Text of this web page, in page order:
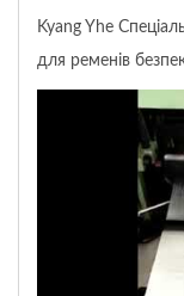
Kyang Yhe
для ременів